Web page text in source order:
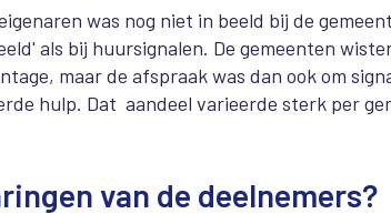
was nog niet in beeld bij de
als bij huursignalen. De gemeenten
maar de afspraak was dan ook om
hulp. Dat aandeel varieerde sterk per
van de deelnemers?